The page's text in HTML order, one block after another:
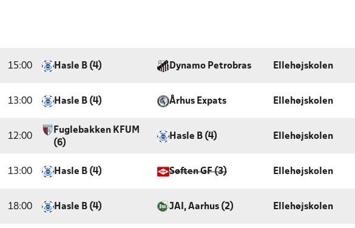
15:00 Hasle B (4) Dynamo Petrobras Ellehøjskolen
13:00 Hasle B (4) Århus Expats Ellehøjskolen
12:00
Fuglebakken KFUM
(6)
Hasle B (4) Ellehøjskolen
13:00 Hasle B (4) Søften GF (3) Ellehøjskolen
18:00 Hasle B (4) JAI, Aarhus (2) Ellehøjskolen